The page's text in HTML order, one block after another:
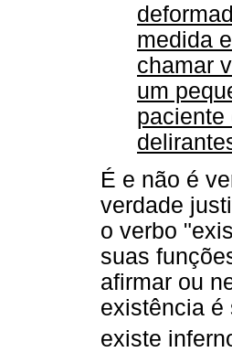
medida
chamar
um
paciente
É e não é
verdade
o verbo
suas
afirmar ou
existência é
existe